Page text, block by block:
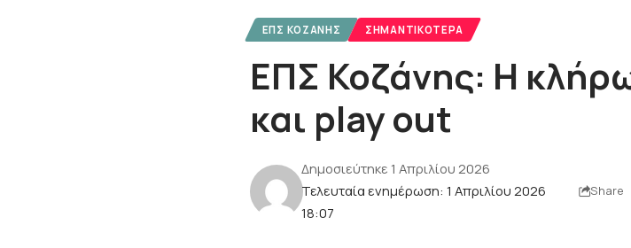
ΕΠΣ ΚΟΖΆΝΗΣ ΣΗΜΑΝΤΙΚΌΤΕΡΑ
ΕΠΣ Κοζάνης: Η
και play out
Τελευταία ενημέρωση: 1 Απριλίου 2026
18:07
Δημοσιεύτηκε 1 Απριλίου 2026
Share